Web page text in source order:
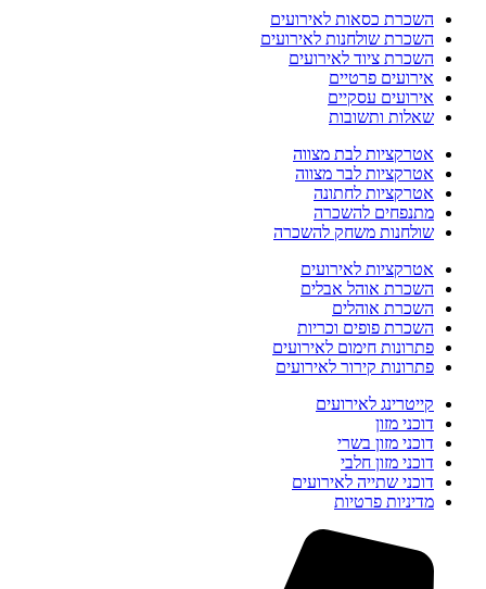
השכרת כסאות לאירועים
השכרת שולחנות לאירועים
השכרת ציוד לאירועים
אירועים פרטיים
אירועים עסקיים
שאלות ותשובות
אטרקציות לבת מצווה
אטרקציות לבר מצווה
אטרקציות לחתונה
מתנפחים להשכרה
שולחנות משחק להשכרה
אטרקציות לאירועים
השכרת אוהל אבלים
השכרת אוהלים
השכרת פופים וכריות
פתרונות חימום לאירועים
פתרונות קירור לאירועים
קייטרינג לאירועים
דוכני מזון
דוכני מזון בשרי
דוכני מזון חלבי
דוכני שתייה לאירועים
מדיניות פרטיות